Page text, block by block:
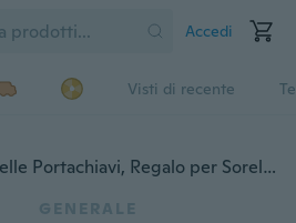
Accedi
Visti di recente
Sorella Portachiavi, Sorelle Portachiavi, Regalo per Sorella Regalo, Sempre Mia Sorella Per Sempre Mia Amica, Portachiavi Sorella Iniziale Personalizzata
GENERALE